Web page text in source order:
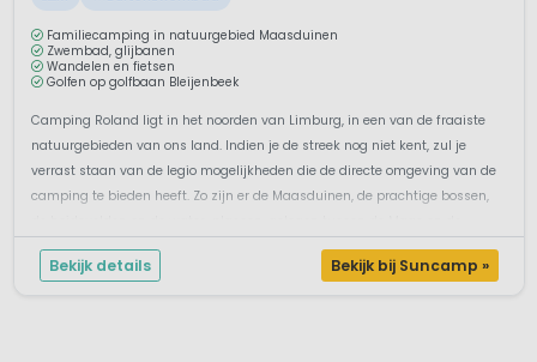
Familiecamping in natuurgebied Maasduinen
Zwembad, glijbanen
Wandelen en fietsen
Golfen op golfbaan Bleijenbeek
Camping Roland ligt in het noorden van Limburg, in een van de fraaiste
natuurgebieden van ons land. Indien je de streek nog niet kent, zul je
verrast staan van de legio mogelijkheden die de directe omgeving van de
camping te bieden heeft. Zo zijn er de Maasduinen, de prachtige bossen,
Bekijk details Bekijk bij Suncamp »